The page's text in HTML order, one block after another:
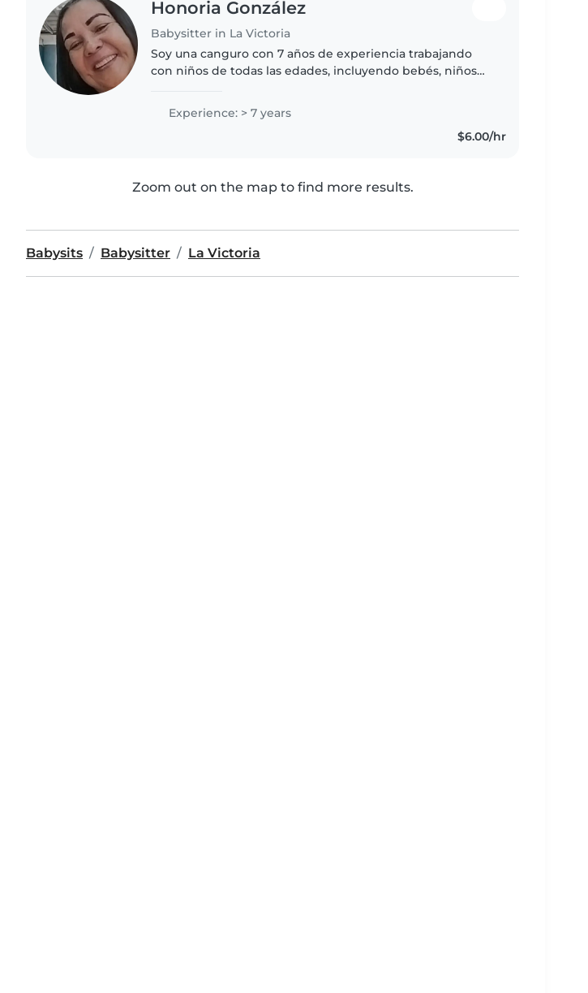
Honoria González
Babysitter in La Victoria
Soy una canguro con 7 años de experiencia trabajando
con niños de todas las edades, incluyendo bebés, niños
habilidades como..
Experience: > 7 years
$6.00/hr
Zoom out on the map to find more results.
Babysits Babysitter La Victoria